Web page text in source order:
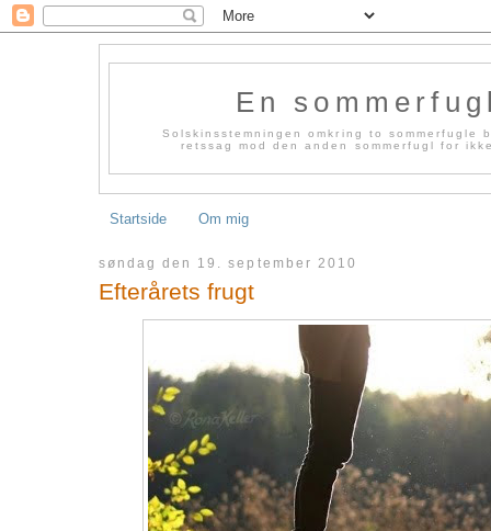
En
Solskinsstemningen omkring to
retssag mod den anden sommerfugl for
Startside Om mig
søndag den 19. september 2010
Efterårets frugt